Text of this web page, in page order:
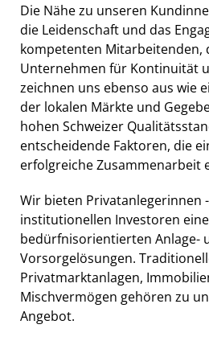
Die Nähe zu unseren
die Leidenschaft und das
kompetenten Mitarbeitenden,
Unternehmen für Kontinuität
zeichnen uns ebenso aus wie
der lokalen Märkte und
hohen Schweizer
entscheidende Faktoren, die
erfolgreiche Zusammenarbeit
Wir bieten Privatanlegerinnen
institutionellen Investoren
bedürfnisorientierten Anlage-
Vorsorgelösungen.
Privatmarktanlagen,
Mischvermögen gehören zu
Angebot.